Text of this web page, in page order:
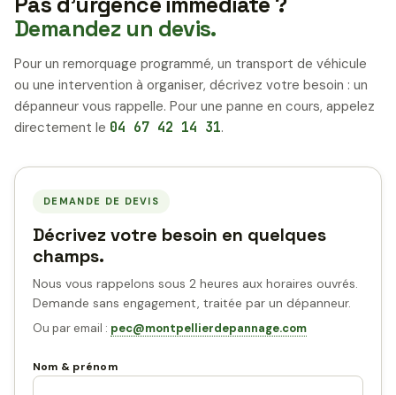
Demandez un devis.
Pour un remorquage programmé, un transport de véhicule
ou une intervention à organiser, décrivez votre besoin : un
dépanneur vous rappelle. Pour une panne en cours, appelez
directement le 04 67 42 14 31.
DEMANDE DE DEVIS
Décrivez votre besoin en quelques
champs.
Nous vous rappelons sous 2 heures aux horaires ouvrés.
Demande sans engagement, traitée par un dépanneur.
Ou par email : pec@montpellierdepannage.com
Nom & prénom